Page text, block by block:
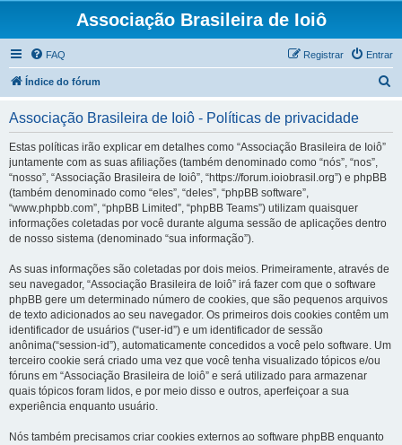
Associação Brasileira de Ioiô
FAQ Entrar
Registrar
Índice do fórum
Associação Brasileira de Ioiô - Políticas de privacidade
Estas políticas irão explicar em detalhes como “Associação Brasileira de Ioiô”
juntamente com as suas afiliações (também denominado como “nós”, “nos”,
“nosso”, “Associação Brasileira de Ioiô”, “https://forum.ioiobrasil.org”) e phpBB
(também denominado como “eles”, “deles”, “phpBB software”,
“www.phpbb.com”, “phpBB Limited”, “phpBB Teams”) utilizam quaisquer
informações coletadas por você durante alguma sessão de aplicações dentro
de nosso sistema (denominado “sua informação”).
As suas informações são coletadas por dois meios. Primeiramente, através de
seu navegador, “Associação Brasileira de Ioiô” irá fazer com que o software
phpBB gere um determinado número de cookies, que são pequenos arquivos
de texto adicionados ao seu navegador. Os primeiros dois cookies contêm um
identificador de usuários (“user-id”) e um identificador de sessão
anônima(“session-id”), automaticamente concedidos a você pelo software. Um
terceiro cookie será criado uma vez que você tenha visualizado tópicos e/ou
fóruns em “Associação Brasileira de Ioiô” e será utilizado para armazenar
quais tópicos foram lidos, e por meio disso e outros, aperfeiçoar a sua
experiência enquanto usuário.
Nós também precisamos criar cookies externos ao software phpBB enquanto